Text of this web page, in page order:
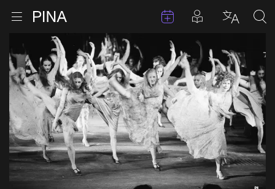
Aller au contenu
Ouvrir le menu Retour à la page d'accueil Évenements
Articles en